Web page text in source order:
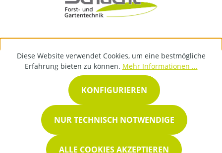
Diese Website verwendet Cookies, um eine bestmögliche
Erfahrung bieten zu können. Mehr Informationen ...
NUR TECHNISCH NOTWENDIGE
KONFIGURIEREN
ALLE COOKIES AKZEPTIEREN